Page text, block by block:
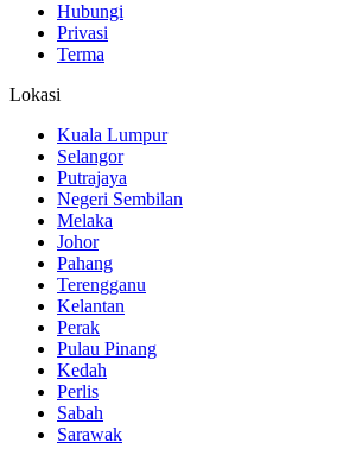
Hubungi
Privasi
Terma
Lokasi
Kuala Lumpur
Selangor
Putrajaya
Negeri Sembilan
Melaka
Johor
Pahang
Terengganu
Kelantan
Perak
Pulau Pinang
Kedah
Perlis
Sabah
Sarawak